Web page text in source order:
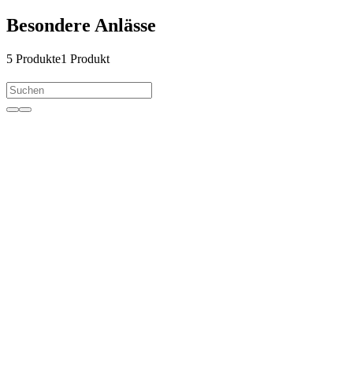
Besondere Anlässe
5 Produkte1 Produkt